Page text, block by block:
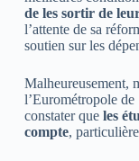
de les sortir de
l’attente de sa
soutien sur les
Malheureusement,
l’Eurométropole de
constater que les
compte,